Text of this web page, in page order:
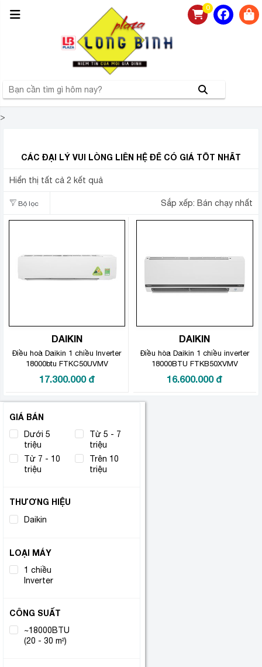
0
>
CÁC ĐẠI LÝ VUI LÒNG LIÊN HỆ ĐỂ CÓ GIÁ TỐT NHẤT
Hiển thị tất cả 2 kết quả
Bộ lọc Sắp xếp: Bán chạy nhất
DAIKIN
Điều hoà Daikin 1 chiều Inverter
18000btu FTKC50UVMV
17.300.000 đ
DAIKIN
Điều hòa Daikin 1 chiều inverter
18000BTU FTKB50XVMV
16.600.000 đ
GIÁ BÁN
Dưới 5
triệu
Từ 5 - 7
triệu
Từ 7 - 10
triệu
Trên 10
triệu
THƯƠNG HIỆU
Daikin
LOẠI MÁY
1 chiều
Inverter
CÔNG SUẤT
~18000BTU
(20 - 30 m²)